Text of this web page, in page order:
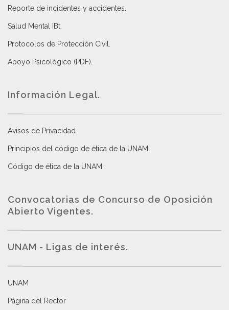
Reporte de incidentes y accidentes
Salud Mental IBt
Protocolos de Protección Civil
Apoyo Psicológico (PDF)
Información Legal.
Avisos de Privacidad
Principios del código de ética de la UNAM
Código de ética de la UNAM
Convocatorias de Concurso de Oposición
Abierto Vigentes.
UNAM - Ligas de interés.
UNAM
Página del Rector